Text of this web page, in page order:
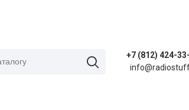
+7 (812) 424-